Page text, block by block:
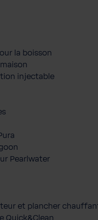
la boisson
injectable
Pearlwater
et plancher
Quick&Clean